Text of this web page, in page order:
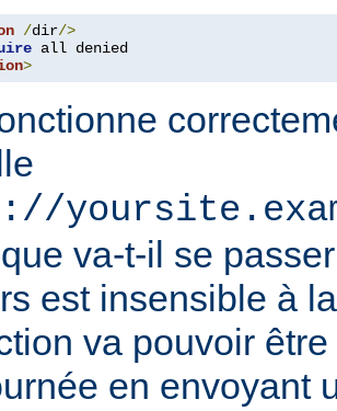
/dir/>
>
va-t-il se
est insensible à
va pouvoir
en envoyant